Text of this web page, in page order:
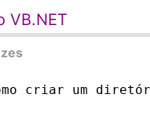
VB.NET
criar um